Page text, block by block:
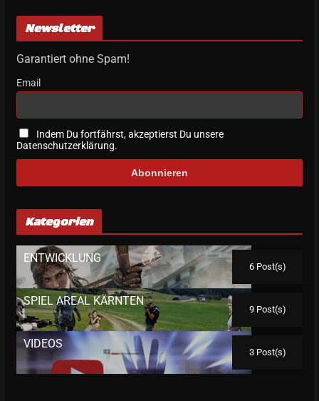
Newsletter
Garantiert ohne Spam!
Email
Indem Du fortfährst, akzeptierst Du unsere
Datenschutzerklärung.
Kategorien
ENTWICKLUNG
6 Post(s)
SPIEL AREAL KÄRNTEN
9 Post(s)
VIDEOS
3 Post(s)